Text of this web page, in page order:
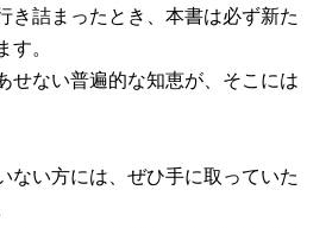
き詰まったとき、本書は必ず新た
す。
せない普遍的な知恵が、そこには
ない方には、ぜひ手に取っていた